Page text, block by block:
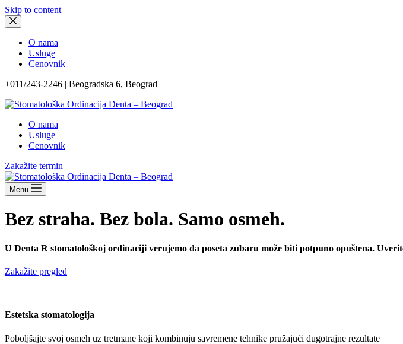
Skip to content
O nama
Usluge
Cenovnik
+011/243-2246 | Beogradska 6, Beograd
O nama
Usluge
Cenovnik
Zakažite termin
Menu
Bez straha. Bez bola. Samo osmeh.
U Denta R stomatološkoj ordinaciji verujemo da poseta zubaru može biti potpuno opuštena.
Zakažite pregled
Estetska stomatologija
Poboljšajte svoj osmeh uz tretmane koji kombinuju savremene tehnike pružajući dugotrajne rezultate